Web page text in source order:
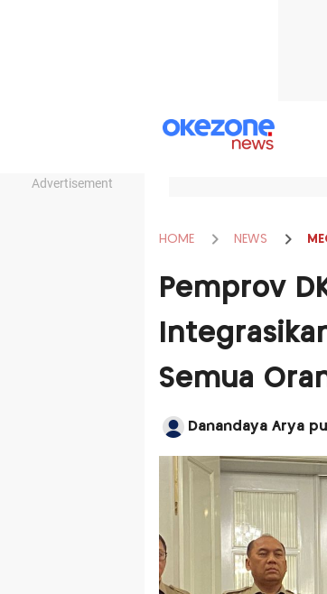
Advertisement
HOME NEWS
Pemprov
Semua
Danandaya Arya